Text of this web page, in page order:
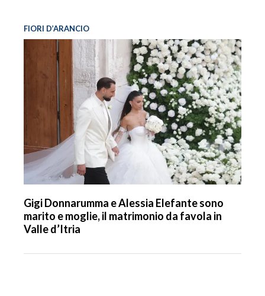
FIORI D’ARANCIO
Gigi Donnarumma e Alessia Elefante sono
marito e moglie, il matrimonio da favola in
Valle d’Itria